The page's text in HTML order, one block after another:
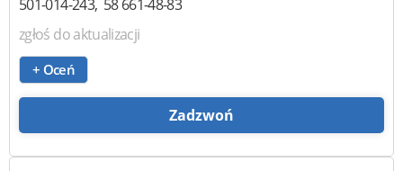
501-014-243 58 661-48-83
zgłoś do aktualizacji
+ Oceń
Zadzwoń